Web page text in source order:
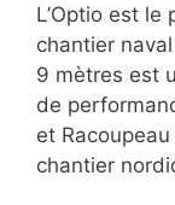
L’Optio est
chantier
9 mètres est
de
et
chantier